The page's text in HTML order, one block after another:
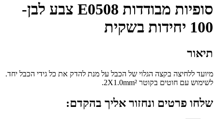
סופיות מבודדות E0508 צבע לבן-
100 יחידות בשקית
תיאור
מיועד ללחיצה בקצה הגלוי של הכבל על מנת להדק את כל גידי הכבל יחד.
לשימוש עם חוטים בקוטר 2X1.0mm².
שלחו פרטים ונחזור אליך בהקדם: